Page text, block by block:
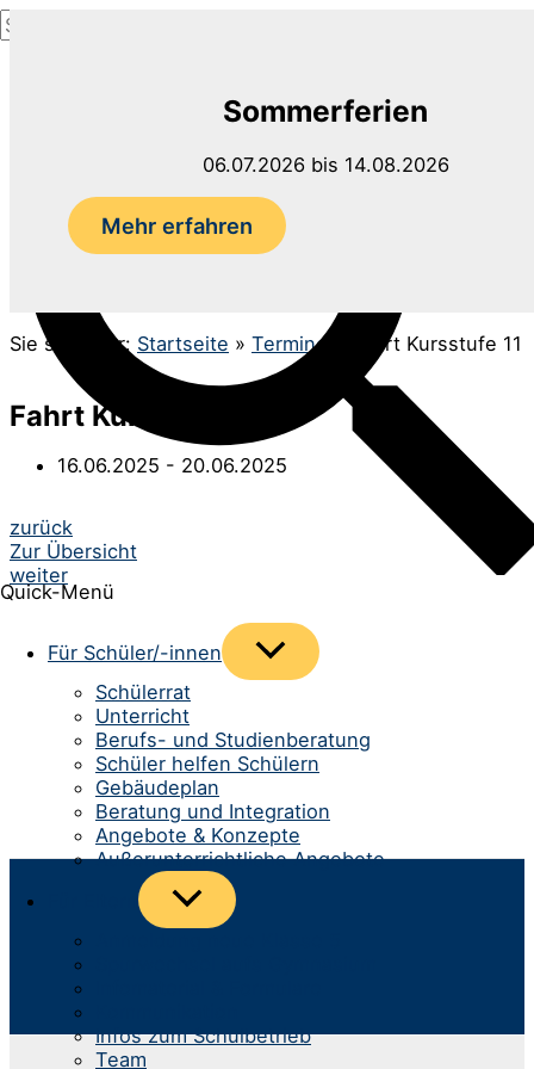
Zum
Inhalt
Suchen
nach:
Quick-Menü
Für Schüler/-innen
Menü
umschalten
Schülerrat
Unterricht
Berufs- und Studienberatung
Schüler helfen Schülern
Gebäudeplan
Beratung und Integration
Angebote & Konzepte
Außerunterrichtliche Angebote
Menü
umschalten
Infos zum Schulbetrieb
Team
Sommerferien
06.07.2026 bis 14.08.2026
Mehr erfahren
Sie sind hier: Startseite » Termine Fahrt Kursstufe 11
Fahrt Kursstufe 11
16.06.2025 - 20.06.2025
Beitrags-
Navigation
zurück
Zur Übersicht
weiter